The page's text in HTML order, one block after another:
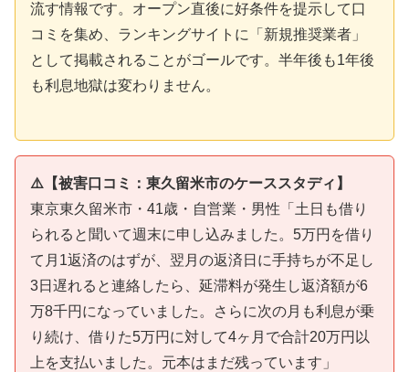
流す情報です。オープン直後に好条件を提示して口
コミを集め、ランキングサイトに「新規推奨業者」
として掲載されることがゴールです。半年後も1年後
も利息地獄は変わりません。
⚠️【被害口コミ：東久留米市のケーススタディ】
東京東久留米市・41歳・自営業・男性「土日も借り
られると聞いて週末に申し込みました。5万円を借り
て月1返済のはずが、翌月の返済日に手持ちが不足し
3日遅れると連絡したら、延滞料が発生し返済額が6
万8千円になっていました。さらに次の月も利息が乗
り続け、借りた5万円に対して4ヶ月で合計20万円以
上を支払いました。元本はまだ残っています」